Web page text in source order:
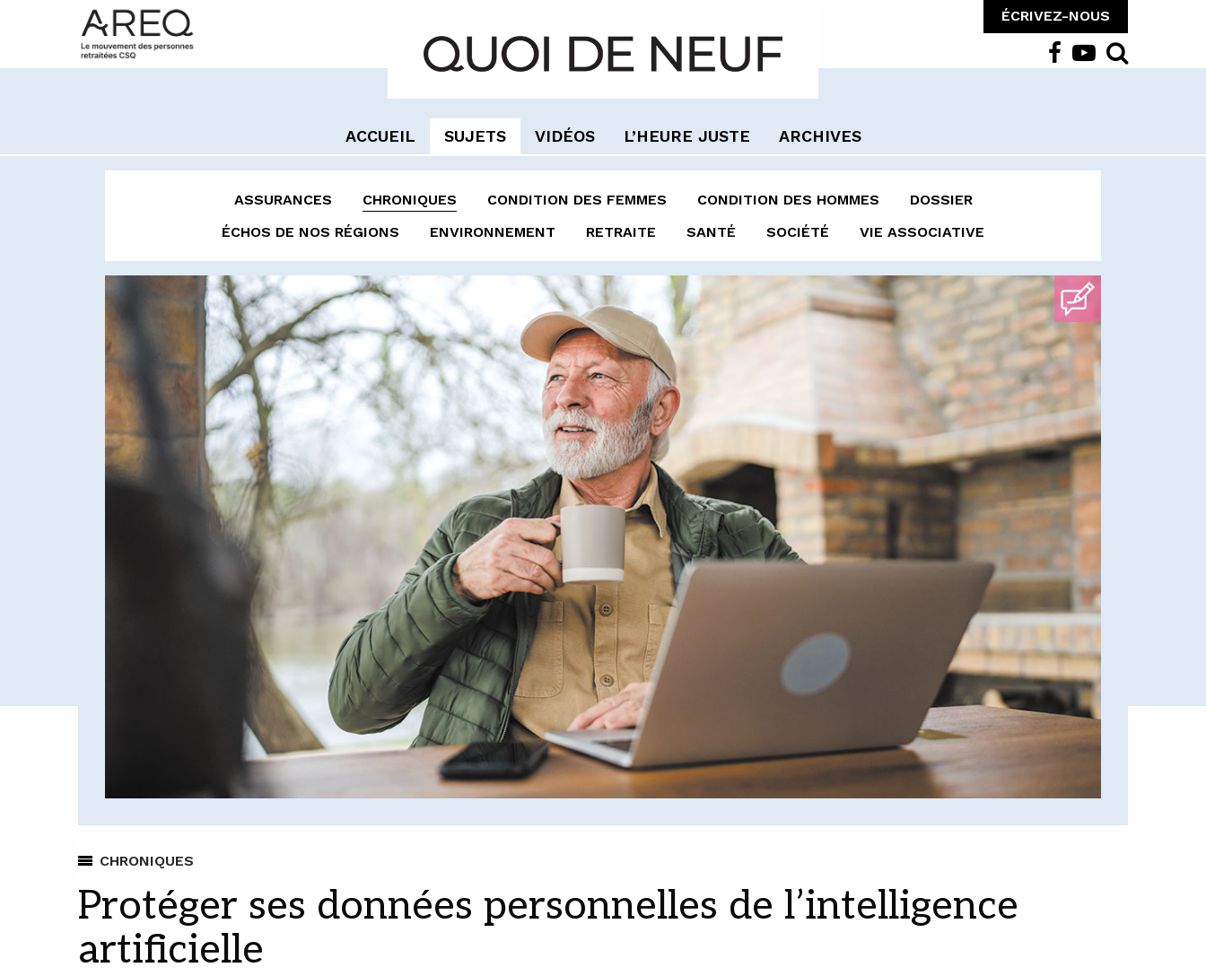
ÉCRIVEZ-NOUS
ACCUEIL SUJETS VIDÉOS L’HEURE JUSTE ARCHIVES
ASSURANCES CHRONIQUES CONDITION DES FEMMES CONDITION DES HOMMES
DOSSIER
ÉCHOS DE NOS RÉGIONS
ENVIRONNEMENT RETRAITE SANTÉ SOCIÉTÉ VIE ASSOCIATIVE
CHRONIQUES
Protéger ses données personnelles de l’intelligence
artificielle